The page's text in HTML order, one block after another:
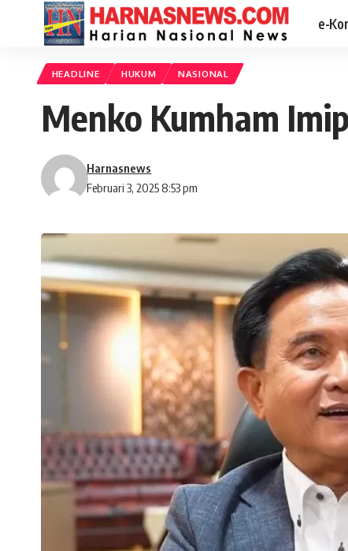
e-
HEADLINE HUKUM NASIONAL
Menko Kumham
Februari 3, 2025 8:53 pm
Harnasnews